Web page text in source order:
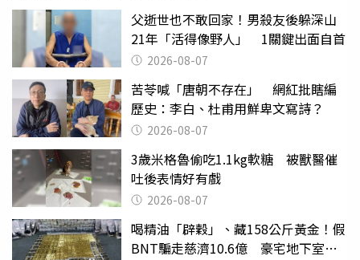
父逝世也不敢回家！男殺友後躲深山
21年「活得像野人」 1關鍵出面自首
2026-08-07
苦苓喊「唐朝不存在」 網紅批瞎編
歷史：李白、杜甫用鮮卑文寫詩？
2026-08-07
3歲米格魯偷吃1.1kg軟糖 被獸醫催
吐後表情好有戲
2026-08-07
喝精油「辟穀」、藏158公斤黃金！假
BNT騙走慈濟10.6億 豪宅地下室竟